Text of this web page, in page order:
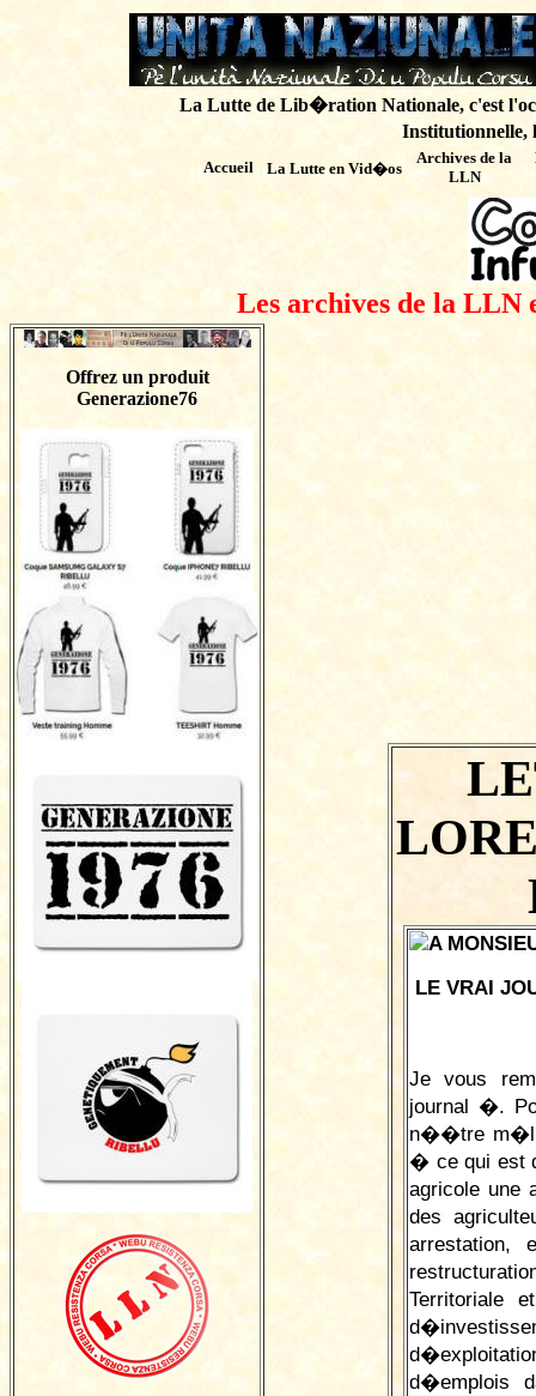
La Lutte de Lib�ration Nationale, c'est
Institutionnelle,
Accueil La Lutte en Vid�os
Archives de la
LLN
Les archives de la LLN
Offrez un produit
Generazione76
A
LE VRAI
Je vous
journal �.
n��tre m�l�
� ce qui est
agricole une
des
Territoriale
d�emplois